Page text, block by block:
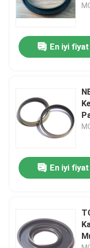
Hakkımızda
Fabrika turu
Bizimle iletişime
Kauçuk yağ keçesi
Otomotiv petrol
Kamyon Yağ
En iyi fiyat
En iyi fiyat
TC Material